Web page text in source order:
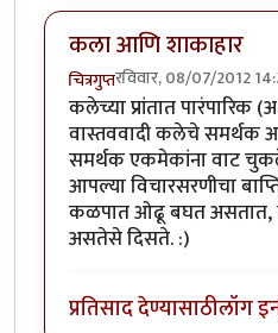
कला आणि शाकाहार
चित्रगुप्तरविवार, 08/07/2012
कलेच्या प्रांतात पारंपारिक
वास्तववादी कलेचे
समर्थक एकमेकांना वाट
आपल्या विचारसरणीचा
कळपात ओढू बघत असतात,
असतेसे दिसते. :)
प्रतिसाद देण्यासाठीलॉग